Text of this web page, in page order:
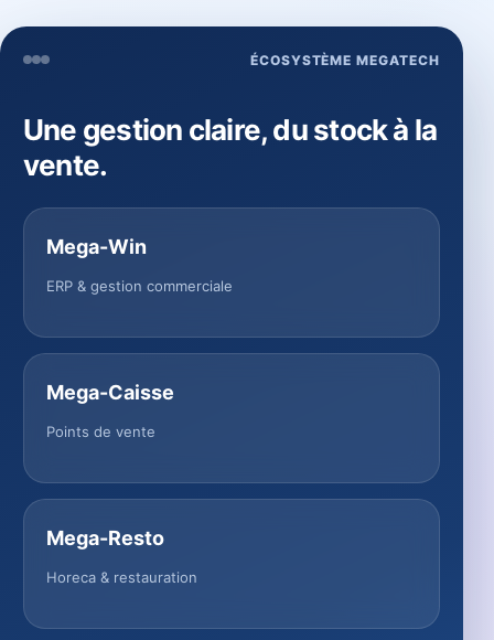
ÉCOSYSTÈME MEGATECH
Une gestion claire, du stock à la
vente.
Mega-Win
ERP & gestion commerciale
Mega-Caisse
Points de vente
Mega-Resto
Horeca & restauration